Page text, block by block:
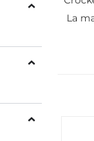
La